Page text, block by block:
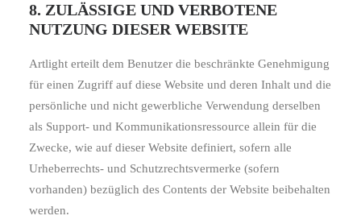
8. ZULÄSSIGE UND VERBOTENE
NUTZUNG DIESER WEBSITE
Artlight erteilt dem Benutzer die beschränkte Genehmigung
für einen Zugriff auf diese Website und deren Inhalt und die
persönliche und nicht gewerbliche Verwendung derselben
als Support- und Kommunikationsressource allein für die
Zwecke, wie auf dieser Website definiert, sofern alle
Urheberrechts- und Schutzrechtsvermerke (sofern
vorhanden) bezüglich des Contents der Website beibehalten
werden.